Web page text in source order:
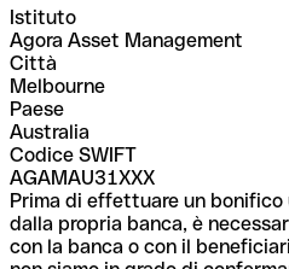
Istituto
Agora Asset Management
Città
Melbourne
Paese
Australia
Codice SWIFT
AGAMAU31XXX
Prima di effettuare un
dalla propria banca, è
con la banca o con il